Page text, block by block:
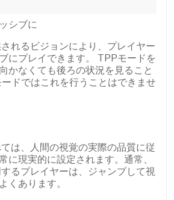
シブに
れるビジョンにより、プレイヤー
にプレイできます。 TPPモードを
かなくても後ろの状況を見ること
ドではこれを行うことはできませ
は、人間の視覚の実際の品質に従
に現実的に設定されます。通常、
るプレイヤーは、ジャンプして視
くあります。